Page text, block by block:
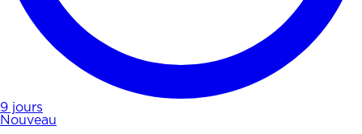
9 jours
Nouveau